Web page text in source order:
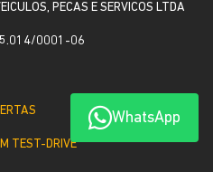
WhatsApp
PECAS E SERVICOS LTDA
0001-06
TEST-DRIVE